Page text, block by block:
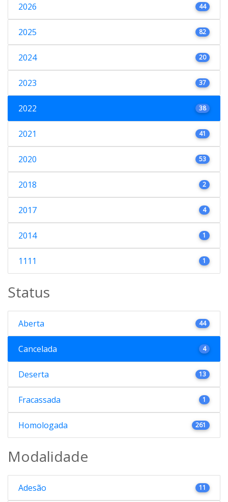
2026 44
2025 82
2024 20
2023 37
2022 38
2021 41
2020 53
2018 2
2017 4
2014 1
1111 1
Status
Aberta 44
Cancelada 4
Deserta 13
Fracassada 1
Homologada 261
Modalidade
Adesão 11